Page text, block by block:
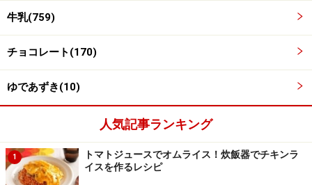
牛乳(759)
チョコレート(170)
ゆであずき(10)
人気記事ランキング
1
トマトジュースでオムライス！炊飯器でチキンラ
イスを作るレシピ